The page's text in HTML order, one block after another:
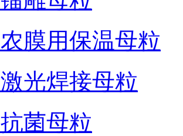
膜用保温母粒
光焊接母粒
菌母粒